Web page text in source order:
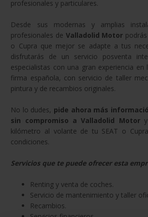
profesionales y particulares.
Desde sus modernas y amplias
profesionales de Valladolid Motor
o Cupra que mejor se adapte a tus
disfrutarás de un servicio posventa
especialistas con una gran experiencia en
firma española, con servicio de taller
pintura y de recambios originales.
No lo dudes, pide ahora más
sin compromiso a Valladolid Motor
kilómetro al volante de tu SEAT o
condiciones.
Servicios que te puede ofrecer esta
Renting y venta de coches.
Servicio de mantenimiento y taller
Recambios.